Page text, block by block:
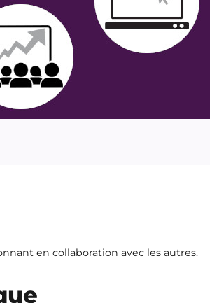
en collaboration avec les autres.